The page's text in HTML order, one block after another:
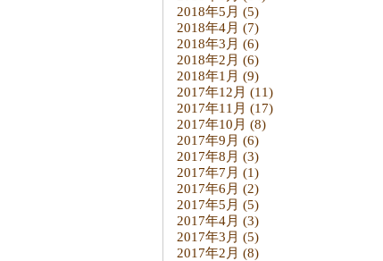
2018年5月 (5)
2018年4月 (7)
2018年3月 (6)
2018年2月 (6)
2018年1月 (9)
2017年12月 (11)
2017年11月 (17)
2017年10月 (8)
2017年9月 (6)
2017年8月 (3)
2017年7月 (1)
2017年6月 (2)
2017年5月 (5)
2017年4月 (3)
2017年3月 (5)
2017年2月 (8)